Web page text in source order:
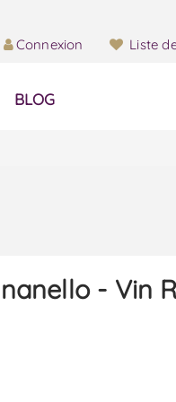
Connexion Liste
BLOG
- Vin